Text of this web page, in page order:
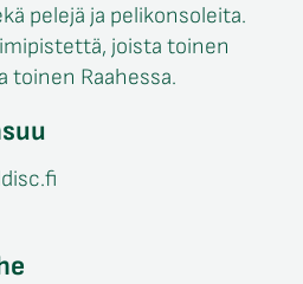
pelejä ja pelikonsoleita.
joista toinen
toinen Raahessa.